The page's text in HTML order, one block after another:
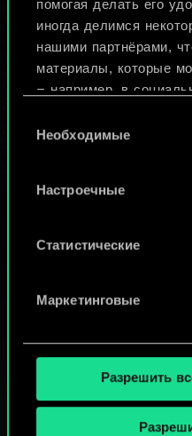
помогая делать его
иногда делимся
нашими партнёрами,
материалы, которые
— например, в
разрешения.
Найти подробную
используем ваши
«Настройки» ниже.
согласия
Необходимые
Настроечные
Статистические
Маркетинговые
Разрешить